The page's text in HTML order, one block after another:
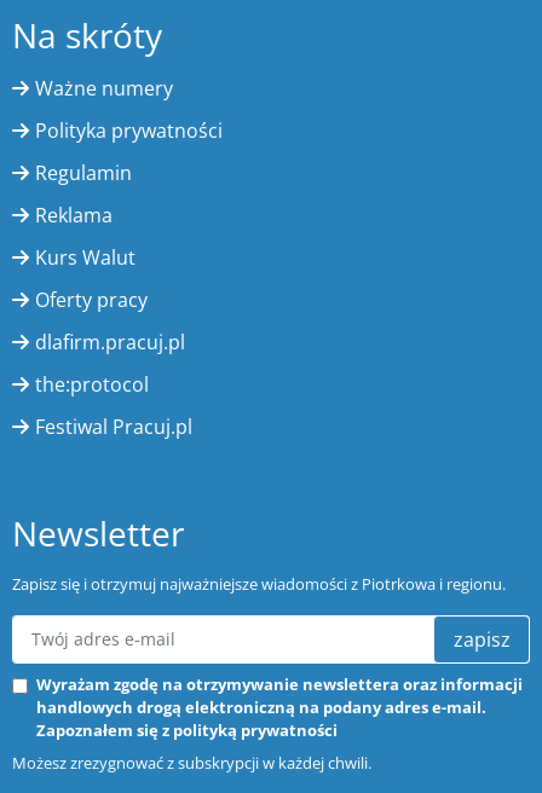
Na skróty
Ważne numery
Polityka prywatności
Regulamin
Reklama
Kurs Walut
Oferty pracy
dlafirm.pracuj.pl
the:protocol
Festiwal Pracuj.pl
Newsletter
Zapisz się i otrzymuj najważniejsze wiadomości z Piotrkowa i regionu.
zapisz
Wyrażam zgodę na otrzymywanie newslettera oraz informacji
handlowych drogą elektroniczną na podany adres e-mail.
Zapoznałem się z polityką prywatności
Możesz zrezygnować z subskrypcji w każdej chwili.